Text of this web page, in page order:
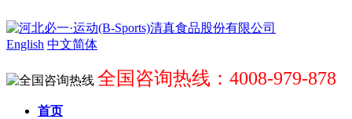
English 中文简体
全国咨询热线：4008-979-878
首页